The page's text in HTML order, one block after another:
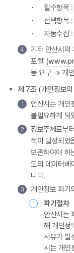
필수항목
선택항목
자동수집
4
기타 안산시의
포털'
등 요구 → 개
제 7조 (개인정보
1
안산시는 개인
불필요하게 되
2
정보주체로부
적이 달성되었
보존하여야 하
도의 데이터베
니다.
3 개인정보 파기
1
파기절차
안산시는
해 개인정
사유가 발
시는 개인